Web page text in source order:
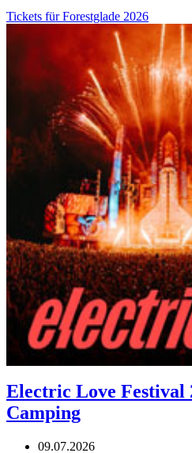
Tickets für Forestglade 2026
Electric Love Festival
Camping
09.07.2026